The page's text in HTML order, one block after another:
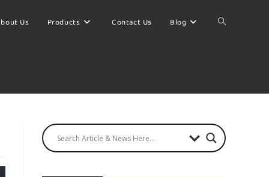
Us Products Contact Us Blog